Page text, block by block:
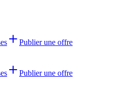
Publier une offre
Publier une offre